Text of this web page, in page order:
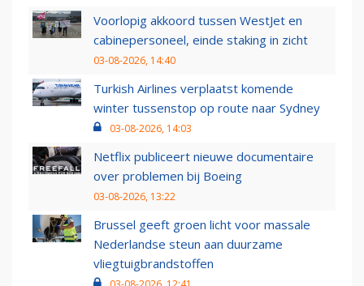
Voorlopig akkoord tussen WestJet en
cabinepersoneel, einde staking in zicht
03-08-2026, 14:40
Turkish Airlines verplaatst komende
winter tussenstop op route naar Sydney
03-08-2026, 14:03
Netflix publiceert nieuwe documentaire
over problemen bij Boeing
03-08-2026, 13:22
Brussel geeft groen licht voor massale
Nederlandse steun aan duurzame
vliegtuigbrandstoffen